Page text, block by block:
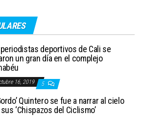
deportivos de Cali se
un gran día en el complejo
16, 2019 5
Quintero se fue a narrar al cielo
‘Chispazos del Ciclismo’